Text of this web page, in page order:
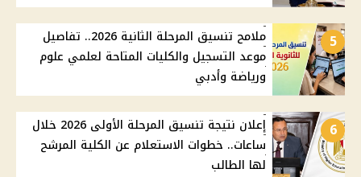
5
ملامح تنسيق المرحلة الثانية 2026.. تفاصيل
موعد التسجيل والكليات المتاحة لعلمي علوم
ورياضة وأدبي
6
إعلان نتيجة تنسيق المرحلة الأولى 2026 خلال
ساعات.. خطوات الاستعلام عن الكلية المرشح
لها الطالب